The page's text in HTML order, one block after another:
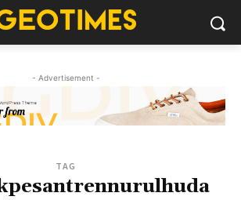
- Advertisement -
TAG